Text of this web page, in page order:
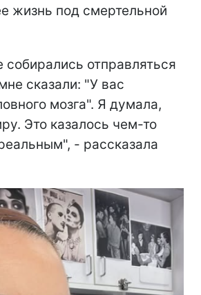
жизнь под смертельной
отправляться
сказали: "У вас
мозга". Я думала,
Это казалось чем-то
- рассказала